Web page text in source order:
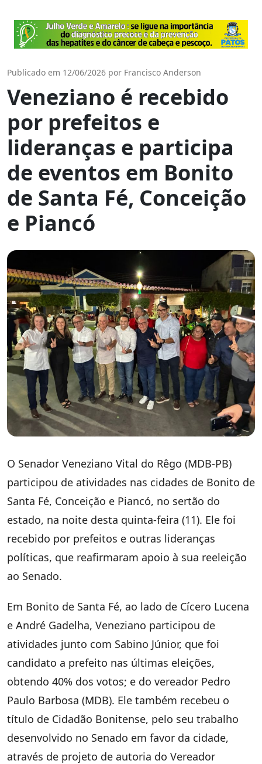
Publicado em 12/06/2026 por Francisco Anderson
Veneziano é recebido
por prefeitos e
lideranças e participa
de eventos em Bonito
de Santa Fé, Conceição
e Piancó
O Senador Veneziano Vital do Rêgo (MDB-PB)
participou de atividades nas cidades de Bonito de
Santa Fé, Conceição e Piancó, no sertão do
estado, na noite desta quinta-feira (11). Ele foi
recebido por prefeitos e outras lideranças
políticas, que reafirmaram apoio à sua reeleição
ao Senado.
Em Bonito de Santa Fé, ao lado de Cícero Lucena
e André Gadelha, Veneziano participou de
atividades junto com Sabino Júnior, que foi
candidato a prefeito nas últimas eleições,
obtendo 40% dos votos; e do vereador Pedro
Paulo Barbosa (MDB). Ele também recebeu o
título de Cidadão Bonitense, pelo seu trabalho
desenvolvido no Senado em favor da cidade,
através de projeto de autoria do Vereador